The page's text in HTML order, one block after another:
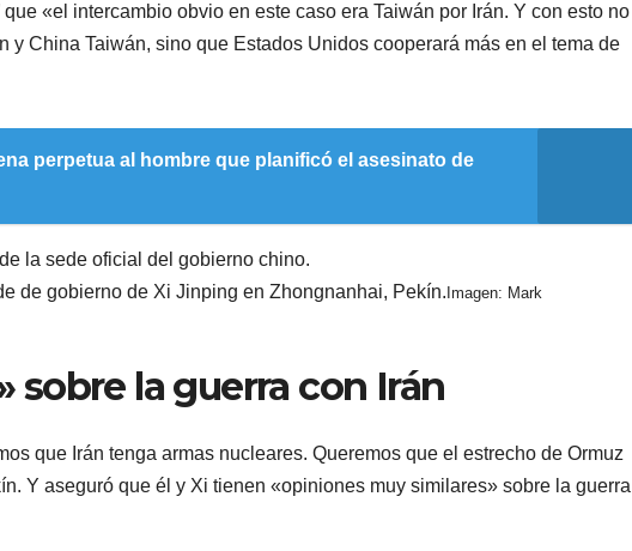
«el intercambio obvio en este caso era Taiwán por Irán. Y con esto no
y China Taiwán, sino que Estados Unidos cooperará más en el tema de
perpetua al hombre que planificó el asesinato de
de gobierno de Xi Jinping en Zhongnanhai, Pekín. Imagen: Mark
sobre la guerra con Irán
que Irán tenga armas nucleares. Queremos que el estrecho de Ormuz
Y aseguró que él y Xi tienen «opiniones muy similares» sobre la guerra